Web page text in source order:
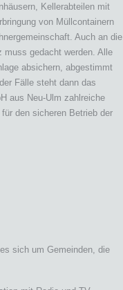
Kellerabteilen mit
von Müllcontainern
Auch an die
muss gedacht werden. Alle
absichern, abgestimmt
Fälle steht dann das
aus Neu-Ulm zahlreiche
den sicheren Betrieb der
sich um Gemeinden, die